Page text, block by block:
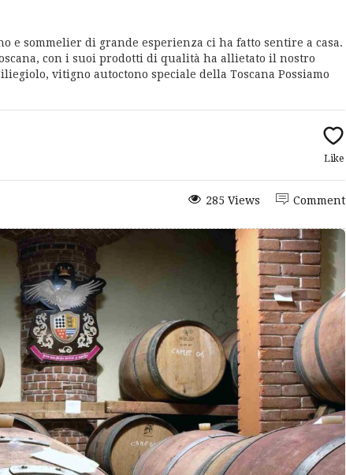
e sommelier di grande esperienza ci ha fatto sentire a casa.
con i suoi prodotti di qualità ha allietato il nostro
vitigno autoctono speciale della Toscana Possiamo
Like
Comment
285 Views